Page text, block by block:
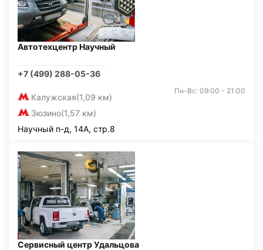
Автотехцентр Научный
+7 (499) 288-05-36
Калужская(1,09 км)
Зюзино(1,57 км)
Пн-Вс: 09:00 - 21:00
Научный п-д, 14А, стр.8
Сервисный центр Удальцова